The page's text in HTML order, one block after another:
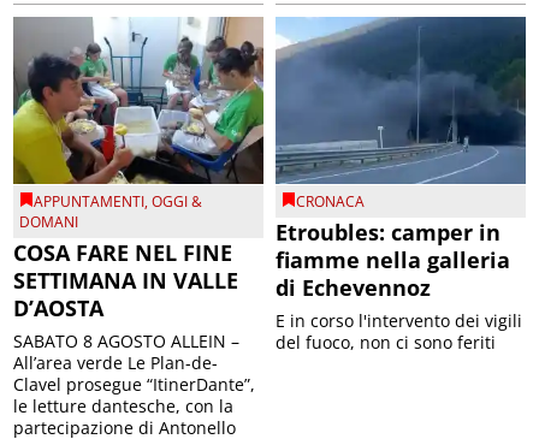
APPUNTAMENTI,OGGI &
DOMANI
COSA FARE NEL FINE
SETTIMANA IN VALLE
D’AOSTA
SABATO 8 AGOSTO ALLEIN –
All’area verde Le Plan-de-
Clavel prosegue “ItinerDante”,
le letture dantesche, con la
partecipazione di Antonello
CRONACA
Etroubles: camper in
fiamme nella galleria
di Echevennoz
E in corso l'intervento dei vigili
del fuoco, non ci sono feriti